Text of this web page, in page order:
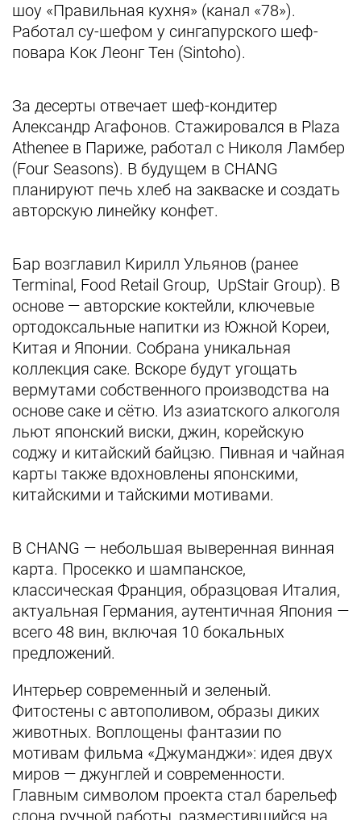
шоу «Правильная кухня» (канал «78»).
Работал су-шефом у сингапурского шеф-
повара Кок Леонг Тен (Sintoho).
За десерты отвечает шеф-кондитер
Александр Агафонов. Стажировался в Plaza
Athenee в Париже, работал с Николя Ламбер
(Four Seasons). В будущем в CHANG
планируют печь хлеб на закваске и создать
авторскую линейку конфет.
Бар возглавил Кирилл Ульянов (ранее
Terminal, Food Retail Group, UpStair Group). В
основе — авторские коктейли, ключевые
ортодоксальные напитки из Южной Кореи,
Китая и Японии. Собрана уникальная
коллекция саке. Вскоре будут угощать
вермутами собственного производства на
основе саке и сётю. Из азиатского алкоголя
льют японский виски, джин, корейскую
соджу и китайский байцзю. Пивная и чайная
карты также вдохновлены японскими,
китайскими и тайскими мотивами.
В CHANG — небольшая выверенная винная
карта. Просекко и шампанское,
классическая Франция, образцовая Италия,
актуальная Германия, аутентичная Япония —
всего 48 вин, включая 10 бокальных
предложений.
Интерьер современный и зеленый.
Фитостены с автополивом, образы диких
животных. Воплощены фантазии по
мотивам фильма «Джуманджи»: идея двух
миров — джунглей и современности.
Главным символом проекта стал барельеф
слона ручной работы, разместившийся на